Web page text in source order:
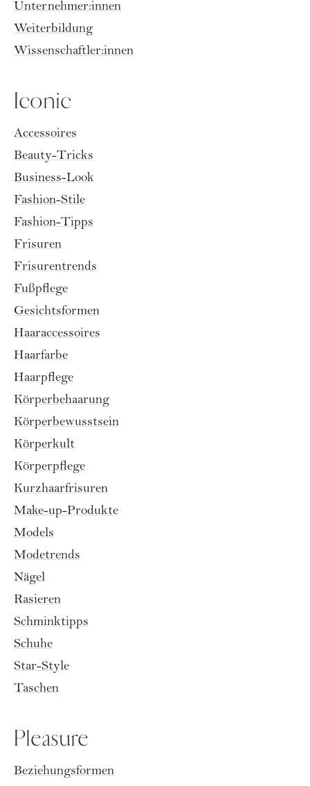
Unternehmer:innen
Weiterbildung
Wissenschaftler:innen
Iconic
Accessoires
Beauty-Tricks
Business-Look
Fashion-Stile
Fashion-Tipps
Frisuren
Frisurentrends
Fußpflege
Gesichtsformen
Haaraccessoires
Haarfarbe
Haarpflege
Körperbehaarung
Körperbewusstsein
Körperkult
Körperpflege
Kurzhaarfrisuren
Make-up-Produkte
Models
Modetrends
Nägel
Rasieren
Schminktipps
Schuhe
Star-Style
Taschen
Pleasure
Beziehungsformen